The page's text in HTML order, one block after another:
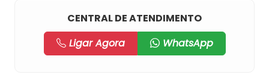
CENTRAL DE ATENDIMENTO
Ligar Agora
WhatsApp